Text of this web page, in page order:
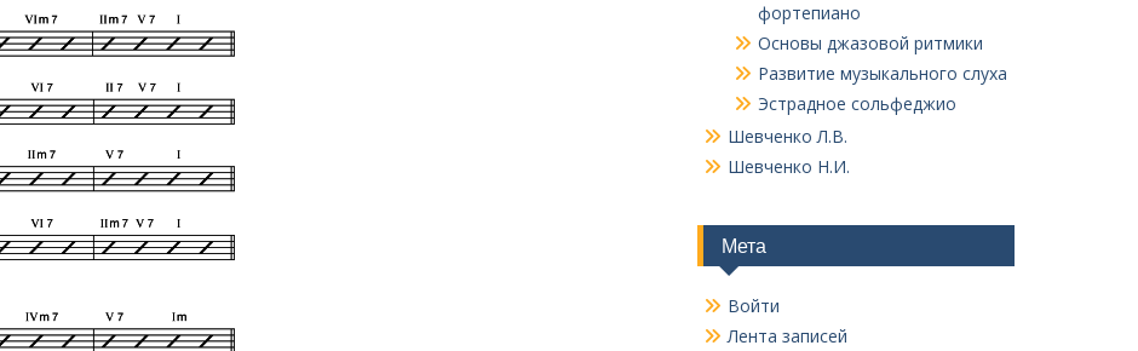
фортепиано
Основы джазовой ритмики
Развитие музыкального слуха
Эстрадное сольфеджио
Шевченко Л.В.
Шевченко Н.И.
Мета
Войти
Лента записей